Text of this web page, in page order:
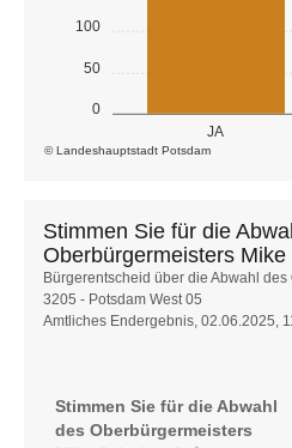
0
50
100
JA
© Landeshauptstadt Potsdam
Stimmen Sie für die
Oberbürgermeisters
Stimmen
Sie
für
des
Oberbürgermeisters
Bürgerentscheid über die Abwahl
3205 - Potsdam West 05
Amtliches Endergebnis, 02.06.2025,
Stimmen Sie für die Abwahl
des Oberbürgermeisters